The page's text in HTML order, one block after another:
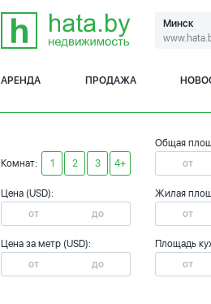
Минск
АРЕНДА ПРОДАЖА
Комнат: 1 2 3 4+
Цена (USD):
Цена за метр (USD):
Общая
Жилая
Площадь